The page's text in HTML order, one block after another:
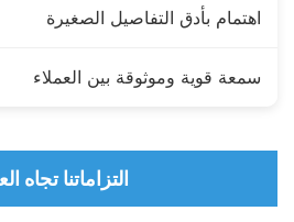
اهتمام بأدق التفاصيل الصغيرة
سمعة قوية وموثوقة بين العملاء
التزاماتنا تجاه